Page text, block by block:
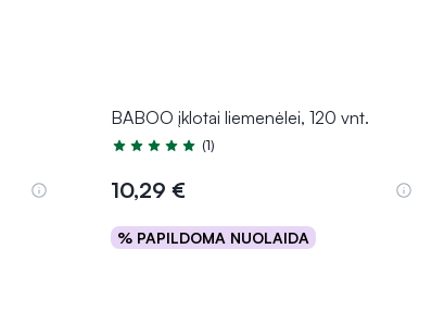
BABOO įklotai liemenėlei, 120 vnt.
Įvertinimas 5.0 iš 5
(1)
10,29 €
% PAPILDOMA NUOLAIDA
Į krepšelį